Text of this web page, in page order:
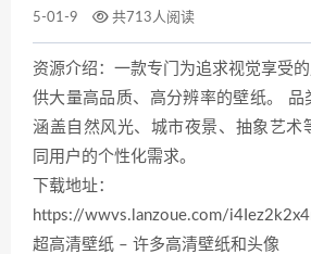
5-01-9
共713人阅读
资源介绍：一款专门为追求视觉享受
供大量高品质、高分辨率的壁纸。 品
涵盖自然风光、城市夜景、抽象艺术
同用户的个性化需求。
下载地址：
https://wwvs.lanzoue.com/
超高清壁纸 – 许多高清壁纸和头像